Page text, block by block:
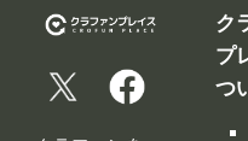
クラファンプ
クラファンプ